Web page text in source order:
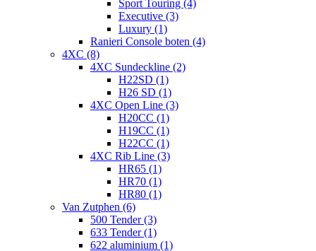
Sport Touring (4)
Executive (3)
Luxury (1)
Ranieri Console boten (4)
4XC (8)
4XC Sundeckline (2)
H22SD (1)
H26 SD (1)
4XC Open Line (3)
H20CC (1)
H19CC (1)
H22CC (1)
4XC Rib Line (3)
HR65 (1)
HR70 (1)
HR80 (1)
Van Zutphen (6)
500 Tender (3)
633 Tender (1)
622 aluminium (1)